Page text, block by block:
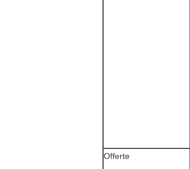
Offerte